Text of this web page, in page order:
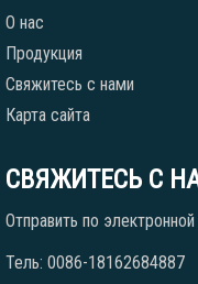
О нас
Продукция
Свяжитесь с нами
Карта сайта
СВЯЖИТЕСЬ С
Отправить по
Тель: 0086-18162684887